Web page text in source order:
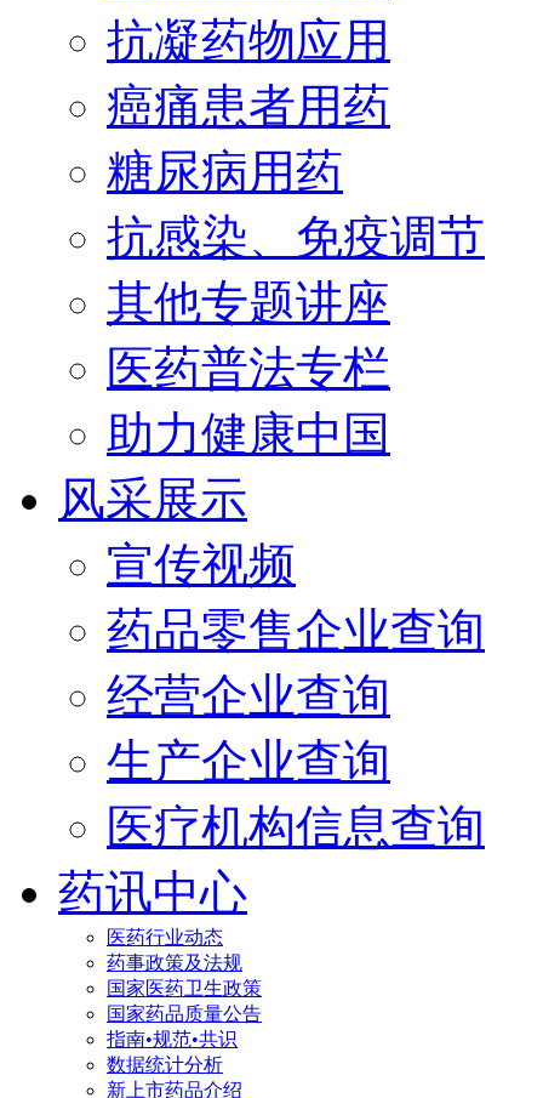
抗凝药物应用
癌痛患者用药
糖尿病用药
抗感染、免疫调节
其他专题讲座
医药普法专栏
助力健康中国
风采展示
宣传视频
药品零售企业查询
经营企业查询
生产企业查询
医疗机构信息查询
药讯中心
医药行业动态
药事政策及法规
国家医药卫生政策
国家药品质量公告
指南•规范•共识
数据统计分析
新上市药品介绍